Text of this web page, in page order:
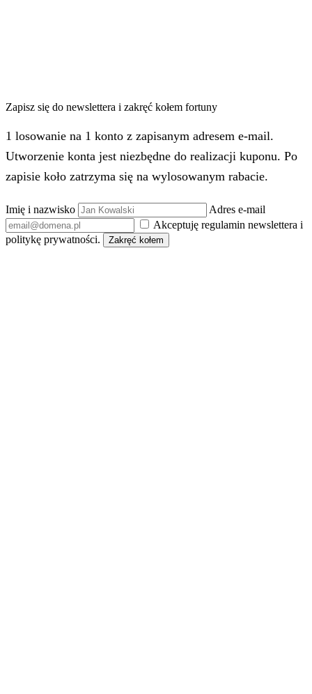
Zapisz się do newslettera i zakręć kołem fortuny
1 losowanie na 1 konto z zapisanym adresem e-mail.
Utworzenie konta jest niezbędne do realizacji kuponu. Po
zapisie koło zatrzyma się na wylosowanym rabacie.
Imię i nazwisko
Adres e-mail
Akceptuję regulamin newslettera i
politykę prywatności.
Zakręć kołem